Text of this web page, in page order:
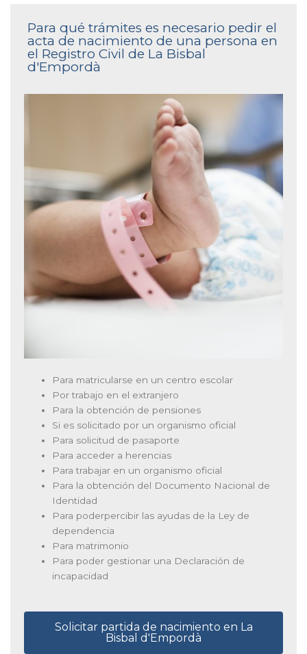
Para qué trámites es necesario pedir el
acta de nacimiento de una persona en
el Registro Civil de La Bisbal
d'Empordà
Para matricularse en un centro escolar
Por trabajo en el extranjero
Para la obtención de pensiones
Si es solicitado por un organismo oficial
Para solicitud de pasaporte
Para acceder a herencias
Para trabajar en un organismo oficial
Para la obtención del Documento Nacional de
Identidad
Para poderpercibir las ayudas de la Ley de
dependencia
Para matrimonio
Para poder gestionar una Declaración de
incapacidad
Solicitar partida de nacimiento en La
Bisbal d'Empordà